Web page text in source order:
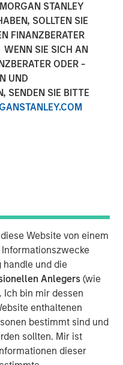
STANLEY
SOLLTEN SIE
FINANZBERATER
WENN SIE SICH AN
ODER -
UND
SENDEN SIE BITTE
Website von einem
handle und die
Anlegers(wie
Ich bin mir dessen
enthaltenen
bestimmt sind und
sollten. Mir ist
dieser
Tariffs
Corporate
in the
a 25% additional
April 3, claiming it
But critics fear it may
depend on global
Canada Agreement
exempt until the